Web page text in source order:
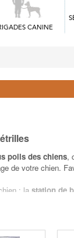
CANINE
poils des chiens,
de votre chien.
: la station de
pouvez
nous vous